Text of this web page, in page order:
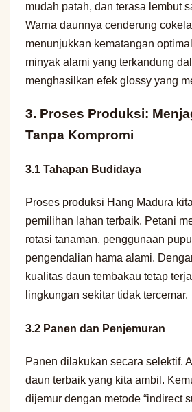
mudah patah, dan terasa lembut
Warna daunnya cenderung
menunjukkan kematangan
minyak alami yang terkandung
menghasilkan efek glossy yang
3. Proses Produksi:
Tanpa Kompromi
3.1 Tahapan Budidaya
Proses produksi Hang Madura
pemilihan lahan terbaik. Petani
rotasi tanaman, penggunaan
pengendalian hama alami.
kualitas daun tembakau tetap
lingkungan sekitar tidak tercemar.
3.2 Panen dan Penjemuran
Panen dilakukan secara selektif.
daun terbaik yang kita ambil.
dijemur dengan metode “indirect